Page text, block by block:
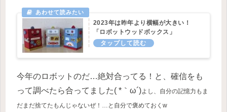
2023年は昨年より横幅が大きい！
「ロボットウッドボックス」
今年のロボットのだ…絶対合ってる！と、確信をも
って調べたら合ってました( *｀ω´)よし、自分の記憶力もま
だまだ捨てたもんじゃないぜ！…と自分で褒めておくw